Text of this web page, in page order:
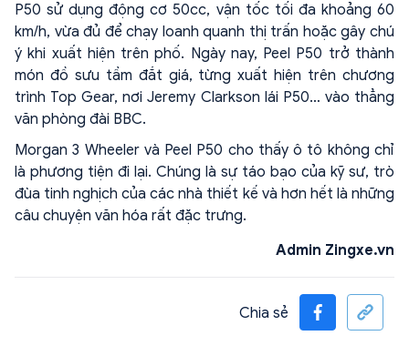
P50 sử dụng động cơ 50cc, vận tốc tối đa khoảng 60
km/h, vừa đủ để chạy loanh quanh thị trấn hoặc gây chú
ý khi xuất hiện trên phố. Ngày nay, Peel P50 trở thành
món đồ sưu tầm đắt giá, từng xuất hiện trên chương
trình Top Gear, nơi Jeremy Clarkson lái P50… vào thẳng
văn phòng đài BBC.
Morgan 3 Wheeler và Peel P50 cho thấy ô tô không chỉ
là phương tiện đi lại. Chúng là sự táo bạo của kỹ sư, trò
đùa tinh nghịch của các nhà thiết kế và hơn hết là những
câu chuyện văn hóa rất đặc trưng.
Admin Zingxe.vn
Chia sẻ